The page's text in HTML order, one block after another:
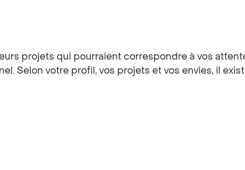
projets qui pourraient correspondre à vos
Selon votre profil, vos projets et vos envies, il